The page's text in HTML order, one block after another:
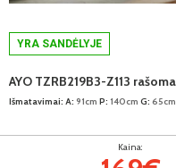
YRA SANDĖLYJE
Išmatavimai: A: 91cm P: 140cm G: 65cm
Kaina: